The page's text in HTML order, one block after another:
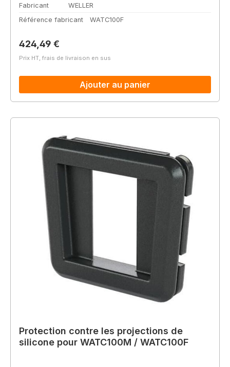
Fabricant
WELLER
Référence fabricant
WATC100F
Prix régulier :
424,49 €
Prix HT, frais de livraison en sus
Ajouter au panier
Protection contre les projections de
silicone pour WATC100M / WATC100F